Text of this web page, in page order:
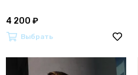
4 200 ₽
Выбрать